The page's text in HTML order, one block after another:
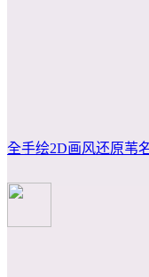
全手绘2D画风还原苇